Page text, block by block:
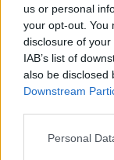
us or personal
your opt-out. You
disclosure of
IAB’s list of
also be disclosed
Downstream
Please note that
Personal